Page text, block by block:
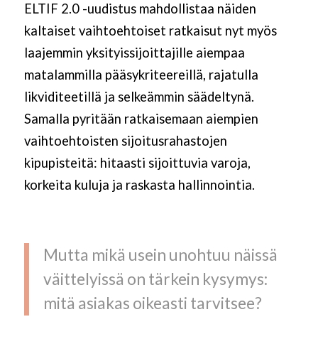
ELTIF 2.0 -uudistus mahdollistaa näiden
kaltaiset vaihtoehtoiset ratkaisut nyt myös
laajemmin yksityissijoittajille aiempaa
matalammilla pääsykriteereillä, rajatulla
likviditeetillä ja selkeämmin säädeltynä.
Samalla pyritään ratkaisemaan aiempien
vaihtoehtoisten sijoitusrahastojen
kipupisteitä: hitaasti sijoittuvia varoja,
korkeita kuluja ja raskasta hallinnointia.
Mutta mikä usein unohtuu näissä
väittelyissä on tärkein kysymys:
mitä asiakas oikeasti tarvitsee?